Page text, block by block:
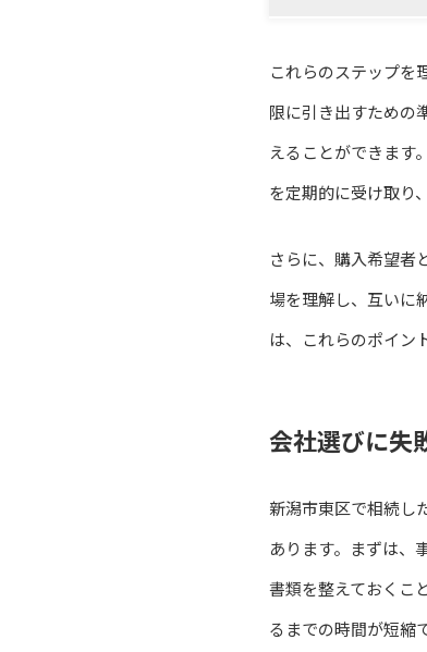
これらのステップを
限に引き出すための
えることができます
を定期的に受け取り
さらに、購入希望者
場を理解し、互いに
は、これらのポイン
会社選びに失
新潟市東区で相続し
あります。まずは、
書類を整えておくこ
るまでの時間が短縮